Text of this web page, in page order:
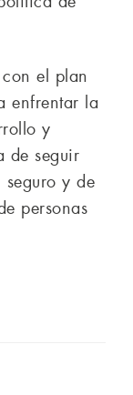
el plan
enfrentar la
y
de seguir
y de
personas